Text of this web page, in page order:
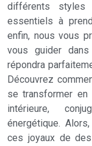
différents styles
essentiels à
enfin, nous vous
vous guider
répondra
Découvrez
se transformer en
intérieure,
énergétique.
ces joyaux de